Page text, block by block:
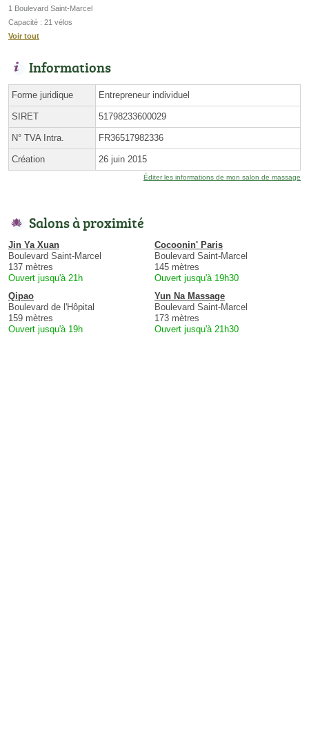
1 Boulevard Saint-Marcel
Capacité : 21 vélos
Voir tout
Informations
Forme juridique Entrepreneur individuel
SIRET 51798233600029
N° TVA Intra. FR36517982336
Création 26 juin 2015
Éditer les informations de mon salon de massage
Salons à proximité
Jin Ya Xuan
Boulevard Saint-Marcel
137 mètres
Ouvert jusqu'à 21h
Cocoonin' Paris
Boulevard Saint-Marcel
145 mètres
Ouvert jusqu'à 19h30
Qipao
Boulevard de l'Hôpital
159 mètres
Ouvert jusqu'à 19h
Yun Na Massage
Boulevard Saint-Marcel
173 mètres
Ouvert jusqu'à 21h30